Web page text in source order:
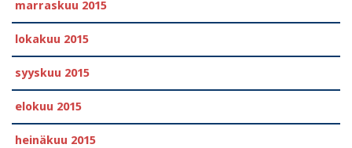
marraskuu 2015
lokakuu 2015
syyskuu 2015
elokuu 2015
heinäkuu 2015